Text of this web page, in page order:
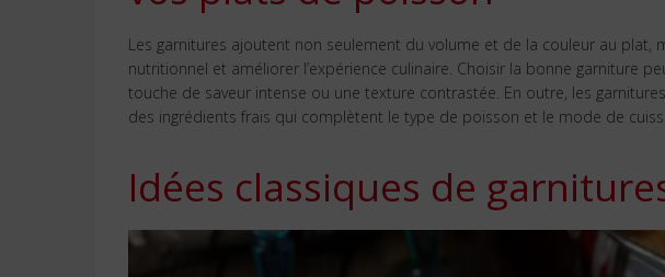
Les garnitures ajoutent non seulement du volume et de la couleur au plat,
nutritionnel et améliorer l’expérience culinaire. Choisir la bonne garniture
touche de saveur intense ou une texture contrastée. En outre, les
des ingrédients frais qui complètent le type de poisson et le mode de
Idées classiques de